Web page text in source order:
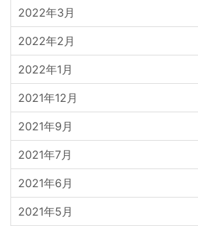
2022年3月
2022年2月
2022年1月
2021年12月
2021年9月
2021年7月
2021年6月
2021年5月